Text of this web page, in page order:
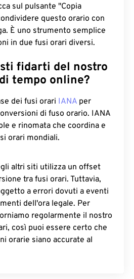
sul pulsante "Copia
questo orario con
È uno strumento semplice
in due fusi orari diversi.
fidarti del nostro
tempo online?
dei fusi orari IANA per
di fuso orario. IANA
e rinomata che coordina e
orari mondiali.
altri siti utilizza un offset
tra fusi orari. Tuttavia,
a errori dovuti a eventi
dell'ora legale. Per
regolarmente il nostro
così puoi essere certo che
orarie siano accurate al